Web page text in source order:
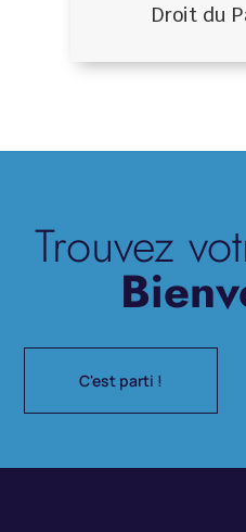
Droit du
Trouvez
C'est parti !